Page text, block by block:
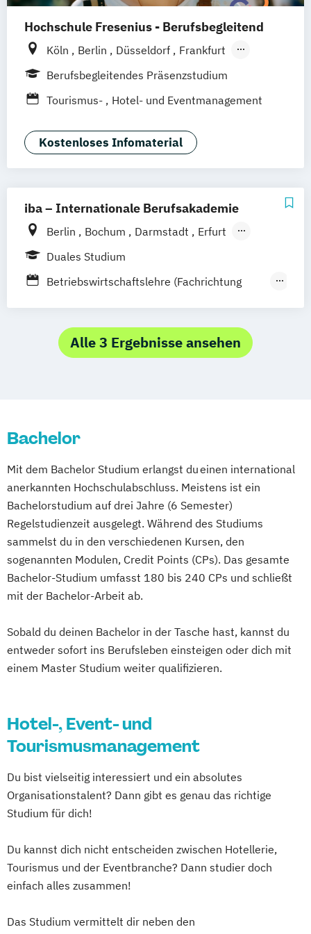
Hochschule Fresenius - Berufsbegleitend
Köln Berlin Düsseldorf
Frankfurt
Hamburg
Idstein München
Wiesbaden
Hannover Dortmund Erfurt Stuttgart
Braunschweig
Berufsbegleitendes Präsenzstudium
Tourismus-
Hotel- und Eventmanagement
Kostenloses Infomaterial
iba – Internationale Berufsakademie
Berlin Bochum Darmstadt
Erfurt
Hamburg
Heidelberg
Online-Campus
Duales Studium
Betriebswirtschaftslehre (Fachrichtung
Hotel- und Tourismusmanagement)
Alle 3 Ergebnisse ansehen
Bachelor
Mit dem Bachelor Studium erlangst du einen international
anerkannten Hochschulabschluss. Meistens ist ein
Bachelorstudium auf drei Jahre (6 Semester)
Regelstudienzeit ausgelegt. Während des Studiums
sammelst du in den verschiedenen Kursen, den
sogenannten Modulen, Credit Points (CPs). Das gesamte
Bachelor-Studium umfasst 180 bis 240 CPs und schließt
mit der Bachelor-Arbeit ab.
Sobald du deinen Bachelor in der Tasche hast, kannst du
entweder sofort ins Berufsleben einsteigen oder dich mit
einem Master Studium weiter qualifizieren.
Hotel-, Event- und
Tourismusmanagement
Du bist vielseitig interessiert und ein absolutes
Organisationstalent? Dann gibt es genau das richtige
Studium für dich!
Du kannst dich nicht entscheiden zwischen Hotellerie,
Tourismus und der Eventbranche? Dann studier doch
einfach alles zusammen!
Das Studium vermittelt dir neben den